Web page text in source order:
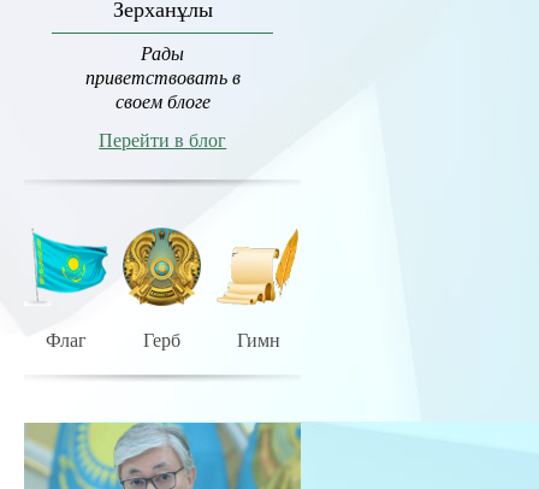
Зерханұлы
Рады
приветствовать в
своем блоге
Перейти в блог
Флаг Герб Гимн